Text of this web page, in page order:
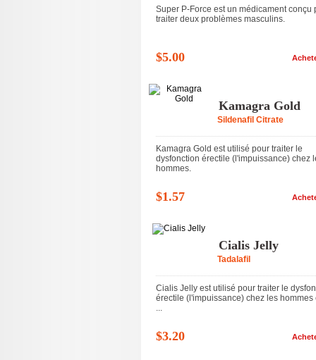
Super P-Force est un médicament conçu
traiter deux problèmes masculins.
$5.00
Kamagra Gold
Sildenafil Citrate
Kamagra Gold est utilisé pour traiter le
dysfonction érectile (l'impuissance) chez
hommes.
$1.57
Cialis Jelly
Tadalafil
Cialis Jelly est utilisé pour traiter le
érectile (l'impuissance) chez les hommes
...
$3.20